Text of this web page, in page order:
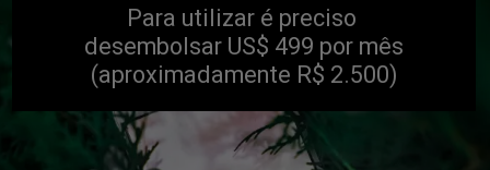
Para utilizar é preciso
desembolsar US$ 499 por mês
(aproximadamente R$ 2.500)